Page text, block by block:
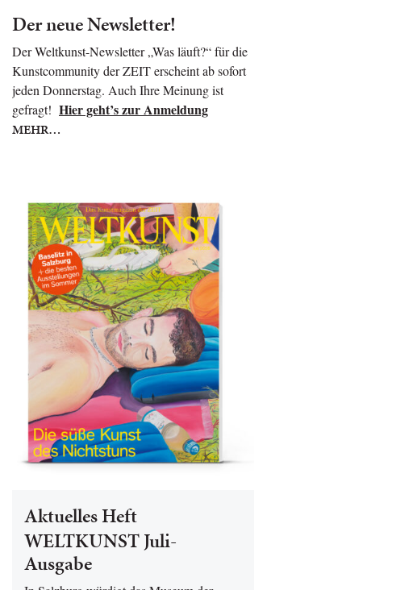
Der neue Newsletter!
Der Weltkunst-Newsletter „Was läuft?“ für die
Kunstcommunity der ZEIT erscheint ab sofort
jeden Donnerstag. Auch Ihre Meinung ist
gefragt! Hier geht’s zur Anmeldung
MEHR…
Aktuelles Heft
WELTKUNST Juli-
Ausgabe